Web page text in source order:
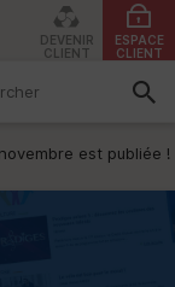
DEVENIR
CLIENT
ESPACE
CLIENT
est publiée !